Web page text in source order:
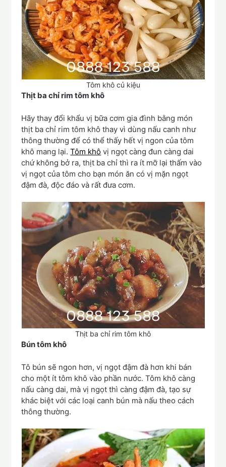
Tôm khô củ kiệu
Thịt ba chỉ rim tôm khô
Hãy thay đổi khẩu vị bữa cơm gia đình bằng món
thịt ba chỉ rim tôm khô thay vì dùng nấu canh như
thông thường để có thể thấy hết vị ngon của tôm
khô mang lại.Tôm khô vị ngọt càng đun càng dai
chứ không bở ra, thịt ba chỉ thì ra ít mỡ lại thấm vào
vị ngọt của tôm cho bạn món ăn có vị mặn ngọt
đậm đà, độc đáo và rất đưa cơm.
Thịt ba chỉ rim tôm khô
Bún tôm khô
Tô bún sẽ ngon hơn, vị ngọt đậm đà hơn khi bán
cho một ít tôm khô vào phần nước. Tôm khô càng
nấu càng dai, mà vị ngọt thì càng đậm đà, tạo sự
khác biệt với các loại canh bún mà nấu theo cách
thông thường.